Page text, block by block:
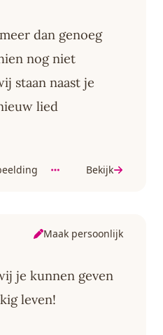
dan genoeg
nog niet
staan naast je
lied
Bekijk
Maak persoonlijk
je kunnen geven
leven!